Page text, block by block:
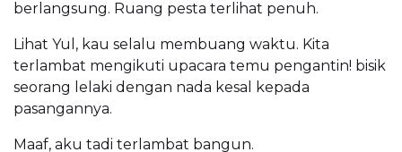
berlangsung. Ruang pesta terlihat penuh.
Lihat Yul, kau selalu membuang waktu. Kita
terlambat mengikuti upacara temu pengantin! bisik
seorang lelaki dengan nada kesal kepada
pasangannya.
Maaf, aku tadi terlambat bangun.